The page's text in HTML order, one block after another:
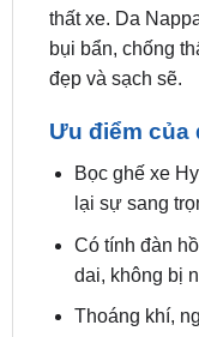
đẹp và sạch sẽ.
Ưu điểm của
lại sự sang
Có tính đàn
dai, không bị
Thoáng khí,
không dễ